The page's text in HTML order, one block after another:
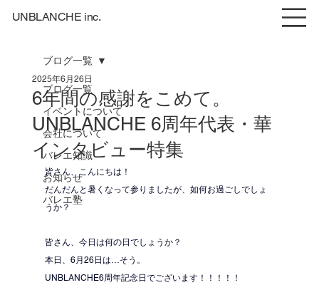
UNBLANCHE inc.
ブログ一覧
イベントについて
会社について
バレエ知識
お知らせ
バレエ塾
ブログ一覧
6年間の感謝をこめて。
UNBLANCHE 6周年代表・華
インタビュー特集
2025年6月26日
皆さん、こんにちは！
だんだんと暑くなって参りましたが、如何お過ごしでしょ
うか？
皆さん、今日は何の日でしょうか？
本日、6月26日は…そう。
UNBLANCHE6周年記念日でございます！！！！！